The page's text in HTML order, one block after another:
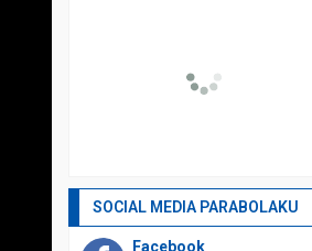
SOCIAL MEDIA PARABOLAKU
Facebook